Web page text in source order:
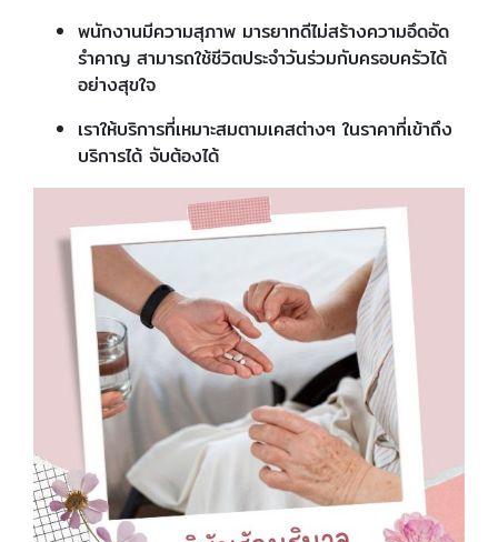
พนักงานมีความสุภาพ มารยาทดีไม่สร้างความอึดอัด
รำคาญ สามารถใช้ชีวิตประจำวันร่วมกับครอบครัวได้
อย่างสุขใจ
เราให้บริการที่เหมาะสมตามเคสต่างๆ ในราคาที่เข้าถึง
บริการได้ จับต้องได้